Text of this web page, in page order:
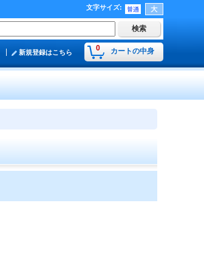
文字サイズ:
0 カートの中身
新規登録はこちら